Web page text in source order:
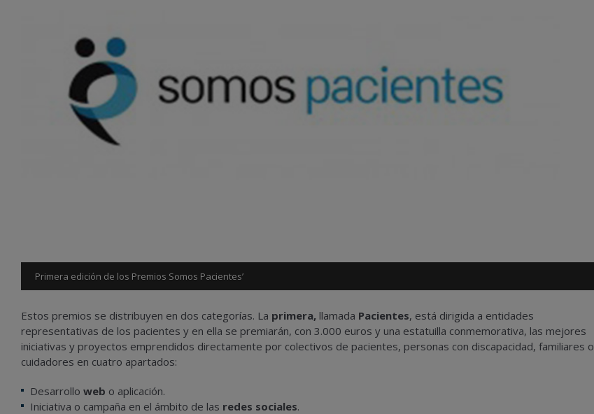
Primera edición de los Premios Somos Pacientes’
Estos premios se distribuyen en dos categorías. La primera, llamada Pacientes, está dirigida a entidades
representativas de los pacientes y en ella se premiarán, con 3.000 euros y una estatuilla conmemorativa, las mejores
iniciativas y proyectos emprendidos directamente por colectivos de pacientes, personas con discapacidad, familiares o
cuidadores en cuatro apartados:
Desarrollo web o aplicación.
Iniciativa o campaña en el ámbito de las redes sociales.